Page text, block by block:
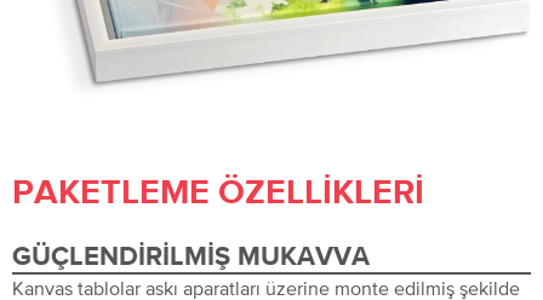
PAKETLEME ÖZELLIKLERI
GÜÇLENDIRILMIŞ MUKAVVA
Kanvas tablolar askı aparatları üzerine monte edilmiş şekilde